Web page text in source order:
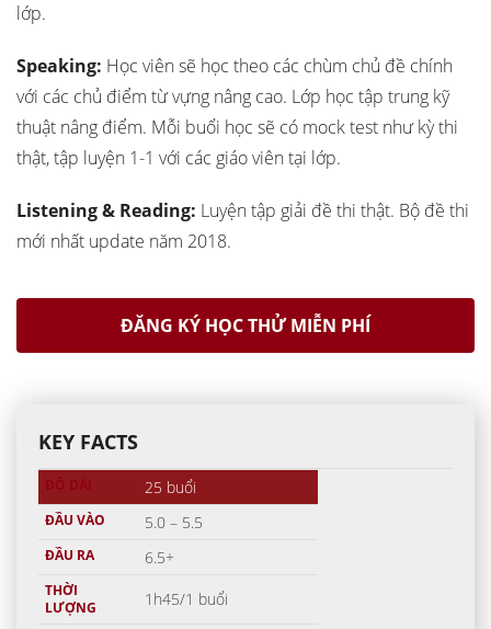
lớp.
Speaking: Học viên sẽ học theo các chùm chủ đề chính
với các chủ điểm từ vựng nâng cao. Lớp học tập trung kỹ
thuật nâng điểm. Mỗi buổi học sẽ có mock test như kỳ thi
thật, tập luyện 1-1 với các giáo viên tại lớp.
Listening & Reading: Luyện tập giải đề thi thật. Bộ đề thi
mới nhất update năm 2018.
ĐĂNG KÝ HỌC THỬ MIỄN PHÍ
KEY FACTS
ĐỘ DÀI 25 buổi
ĐẦU VÀO 5.0 – 5.5
ĐẦU RA 6.5+
THỜI
LƯỢNG
1h45/1 buổi